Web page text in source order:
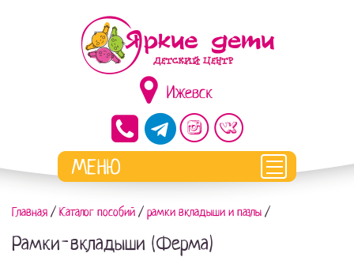
Ижевск
Главная / Каталог пособий / рамки вкладыши и пазлы /
Рамки-вкладыши (Ферма)